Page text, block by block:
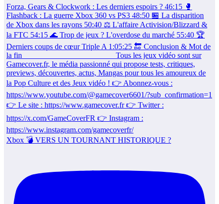
Xbox 💣 VERS UN TOURNANT HISTORIQUE ?